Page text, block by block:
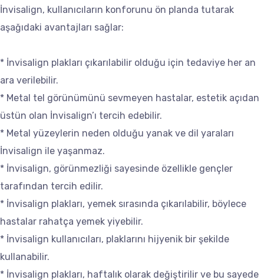
İnvisalign, kullanıcıların konforunu ön planda tutarak
aşağıdaki avantajları sağlar:
* İnvisalign plakları çıkarılabilir olduğu için tedaviye her an
ara verilebilir.
* Metal tel görünümünü sevmeyen hastalar, estetik açıdan
üstün olan İnvisalign’ı tercih edebilir.
* Metal yüzeylerin neden olduğu yanak ve dil yaraları
İnvisalign ile yaşanmaz.
* İnvisalign, görünmezliği sayesinde özellikle gençler
tarafından tercih edilir.
* İnvisalign plakları, yemek sırasında çıkarılabilir, böylece
hastalar rahatça yemek yiyebilir.
* İnvisalign kullanıcıları, plaklarını hijyenik bir şekilde
kullanabilir.
* İnvisalign plakları, haftalık olarak değiştirilir ve bu sayede